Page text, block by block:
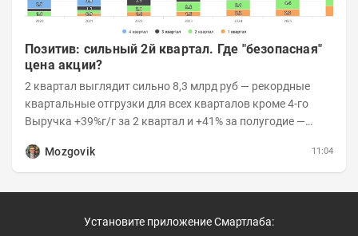
Позитив: сильный 2й квартал. Где "безопасная"
цена акции?
2 квартал выглядит сильно 8,3 млрд руб — рекордные
квартальные отгрузки для всех кварталов кроме 4-го
Выручка +39%г/г за 2 квартал и +41% за полугодие —
Mozgovik
11:04
Установите приложение Смартлаба: